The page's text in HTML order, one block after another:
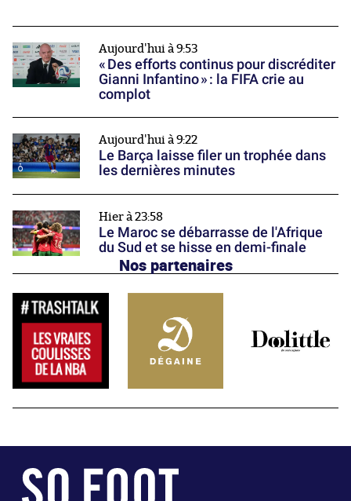
Aujourd'hui à 9:53
« Des efforts continus pour discréditer
Gianni Infantino » : la FIFA crie au
complot
Aujourd'hui à 9:22
Le Barça laisse filer un trophée dans
les dernières minutes
Hier à 23:58
Le Maroc se débarrasse de l'Afrique
du Sud et se hisse en demi-finale
Nos partenaires